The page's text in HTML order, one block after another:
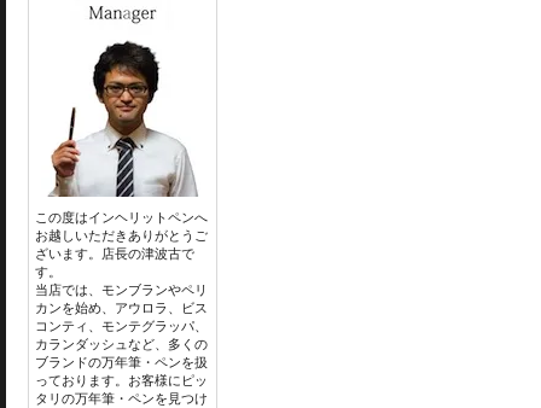
この度はインヘリットペンへ
お越しいただきありがとうご
ざいます。店長の津波古で
す。
当店では、モンブランやペリ
カンを始め、アウロラ、ビス
コンティ、モンテグラッパ、
カランダッシュなど、多くの
ブランドの万年筆・ペンを扱
っております。お客様にピッ
タリの万年筆・ペンを見つけ